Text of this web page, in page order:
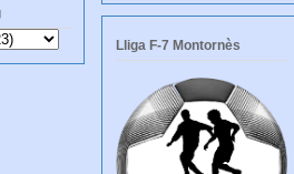
Lliga F-7 Montornès